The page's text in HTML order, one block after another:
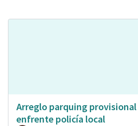
Arreglo parquing provisional
enfrente policía local